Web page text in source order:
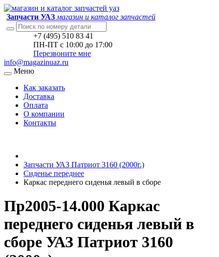
Запчасти УАЗ магазин и каталог запчастей
+7 (495) 510 83 41
ПН-ПТ с 10:00 до 17:00
Перезвоните мне
info@magazinuaz.ru
Меню
Как заказать
Доставка
Оплата
О компании
Контакты
Запчасти УАЗ Патриот 3160 (2000г.)
Сиденье переднее
Каркас переднего сиденья левый в сборе
Пр2005-14.000 Каркас
переднего сиденья левый в
сборе УАЗ Патриот 3160